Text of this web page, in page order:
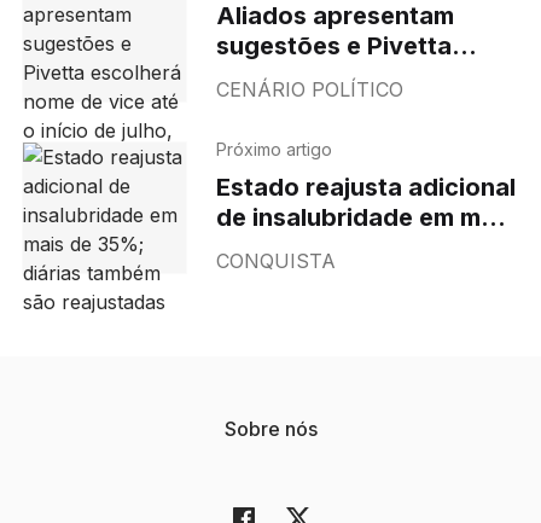
Aliados apresentam
sugestões e Pivetta
escolherá nome de vice
até o início de julho, diz
Casa Civil
CENÁRIO POLÍTICO
Próximo artigo
Estado reajusta adicional
de insalubridade em mais
de 35%; diárias também
são reajustadas
CONQUISTA
Sobre nós